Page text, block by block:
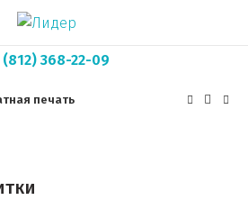
(812) 368-22-09
печать
тентованных
бесплатно. Все